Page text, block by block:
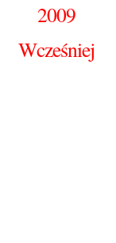
2009
Wcześniej